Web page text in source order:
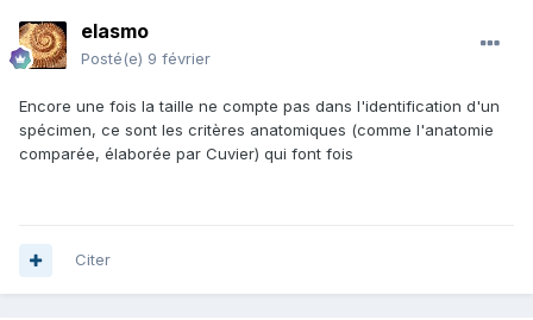
elasmo
Posté(e) 9 février
Encore une fois la taille ne compte pas dans l'identification d'un
spécimen, ce sont les critères anatomiques (comme l'anatomie
comparée, élaborée par Cuvier) qui font fois
Citer